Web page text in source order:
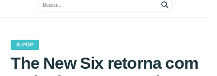
K-POP
The New Six retorna com